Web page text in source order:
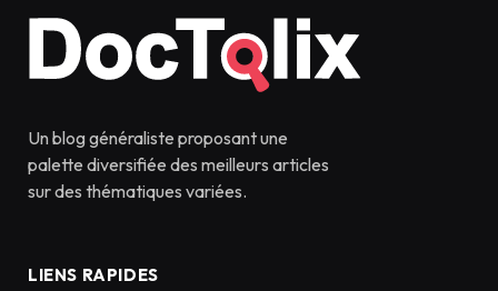
Un blog généraliste proposant une
palette diversifiée des meilleurs articles
sur des thématiques variées.
LIENS RAPIDES